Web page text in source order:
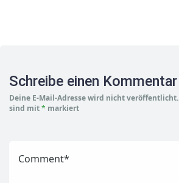
Schreibe einen Kommentar
Deine E-Mail-Adresse wird nicht veröffentlicht.
sind mit* markiert